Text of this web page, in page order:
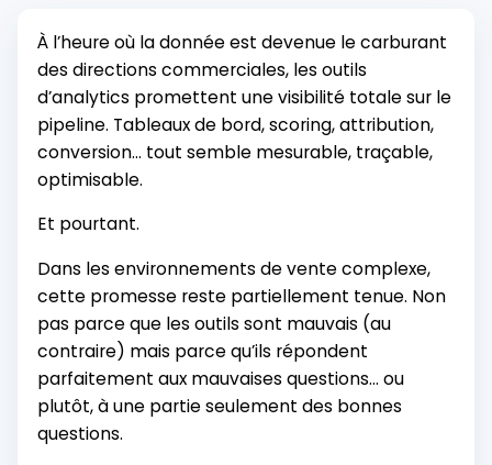
À l’heure où la donnée est devenue le carburant
des directions commerciales, les outils
d’analytics promettent une visibilité totale sur le
pipeline. Tableaux de bord, scoring, attribution,
conversion... tout semble mesurable, traçable,
optimisable.
Et pourtant.
Dans les environnements de vente complexe,
cette promesse reste partiellement tenue. Non
pas parce que les outils sont mauvais (au
contraire) mais parce qu’ils répondent
parfaitement aux mauvaises questions... ou
plutôt, à une partie seulement des bonnes
questions.